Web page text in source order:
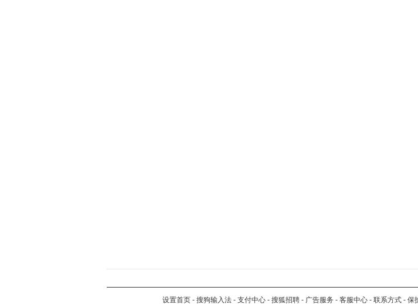
设置首页 - 搜狗输入法 - 支付中心 - 搜狐招聘 - 广告服务 - 客服中心 - 联系方式 - 保